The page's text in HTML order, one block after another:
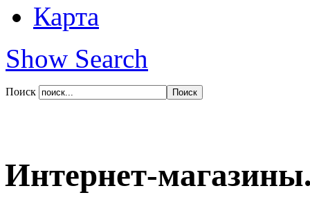
Карта
Show Search
Поиск
Интернет-